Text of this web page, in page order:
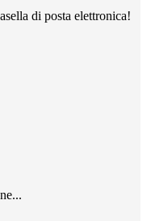
di posta elettronica!